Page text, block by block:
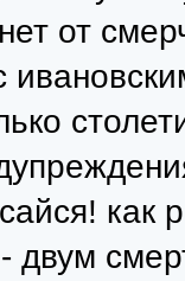
от
как